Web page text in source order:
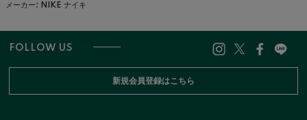
メーカー: NIKE ナイキ
FOLLOW US
新規会員登録はこちら